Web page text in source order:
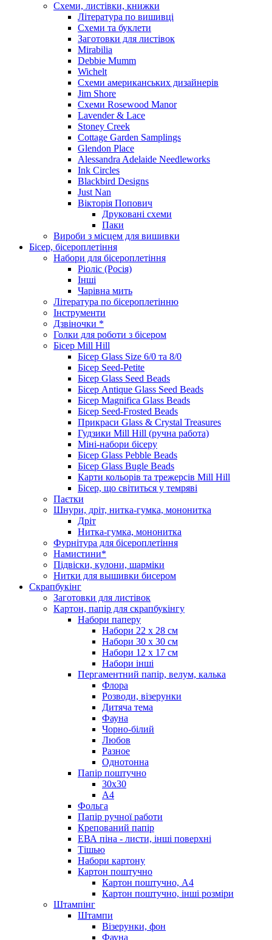
Схеми, листівки, книжки
Література по вишивці
Схеми та буклети
Заготовки для листівок
Mirabilia
Debbie Mumm
Wichelt
Схеми американських дизайнерів
Jim Shore
Cхеми Rosewood Manor
Lavender & Lace
Stoney Creek
Cottage Garden Samplings
Glendon Place
Alessandra Adelaide Needleworks
Ink Circles
Blackbird Designs
Just Nan
Вікторія Попович
Друковані схеми
Паки
Вироби з місцем для вишивки
Бісер, бісероплетіння
Набори для бісероплетіння
Ріоліс (Росія)
Інші
Чарівна мить
Література по бісероплетінню
Інструменти
Дзвіночки *
Голки для роботи з бісером
Бісер Mill Hill
Бісер Glass Size 6/0 та 8/0
Бісер Seed-Petite
Бісер Glass Seed Beads
Бісер Antique Glass Seed Beads
Бісер Magnifica Glass Beads
Бісер Seed-Frosted Beads
Прикраси Glass & Crystal Treasures
Гудзики Mill Hill (ручна работа)
Міні-набори бісеру
Бісер Glass Pebble Beads
Бісер Glass Bugle Beads
Карти кольорів та трежерсів Mill Hill
Бісер, що світиться у темряві
Паєтки
Шнури, дріт, нитка-гумка, мононитка
Дріт
Нитка-гумка, мононитка
Фурнітура для бісероплетіння
Намистини*
Підвіски, кулони, шарміки
Нитки для вышивки бисером
Скрапбукінг
Заготовки для листівок
Картон, папір для скрапбукінгу
Набори паперу
Набори 22 х 28 см
Набори 30 х 30 см
Набори 12 х 17 см
Набори інші
Пергаментний папір, велум, калька
Флора
Розводи, візерунки
Дитяча тема
Фауна
Чорно-білий
Любов
Разное
Однотонна
Папір поштучно
30х30
А4
Фольга
Папір ручної работи
Крепований папір
ЕВА піна - листи, інші поверхні
Тішью
Набори картону
Картон поштучно
Картон поштучно, А4
Картон поштучно, інші розміри
Штампінг
Штампи
Візерунки, фон
Фауна